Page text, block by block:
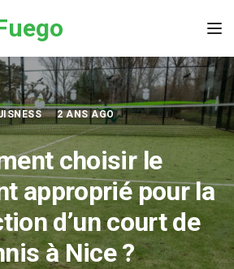
2 ANS AGO
choisir le
approprié pour la
d’un court de
à Nice ?